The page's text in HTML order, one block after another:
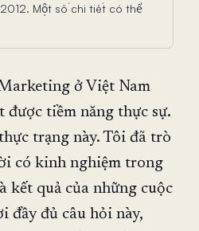
Một số chi tiết có thể
ở Việt Nam
được tiềm năng thực sự.
trạng này. Tôi đã trò
có kinh nghiệm trong
kết quả của những cuộc
đầy đủ câu hỏi này,